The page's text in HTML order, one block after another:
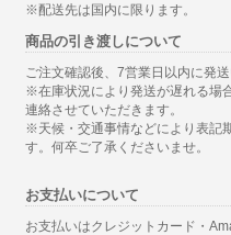
※配送先は国内に限ります。
商品の引き渡しについて
ご注文確認後、7営業日以内に発送
※在庫状況により発送が遅れる場
連絡させていただきます。
※天候・交通事情などにより表記
す。何卒ご了承くださいませ。
お支払いについて
お支払いはクレジットカード・